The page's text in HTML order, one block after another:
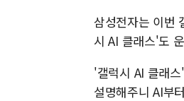
삼성전자는 이번
시 AI 클래스'도
'갤럭시 AI 클래
설명해주니 AI부